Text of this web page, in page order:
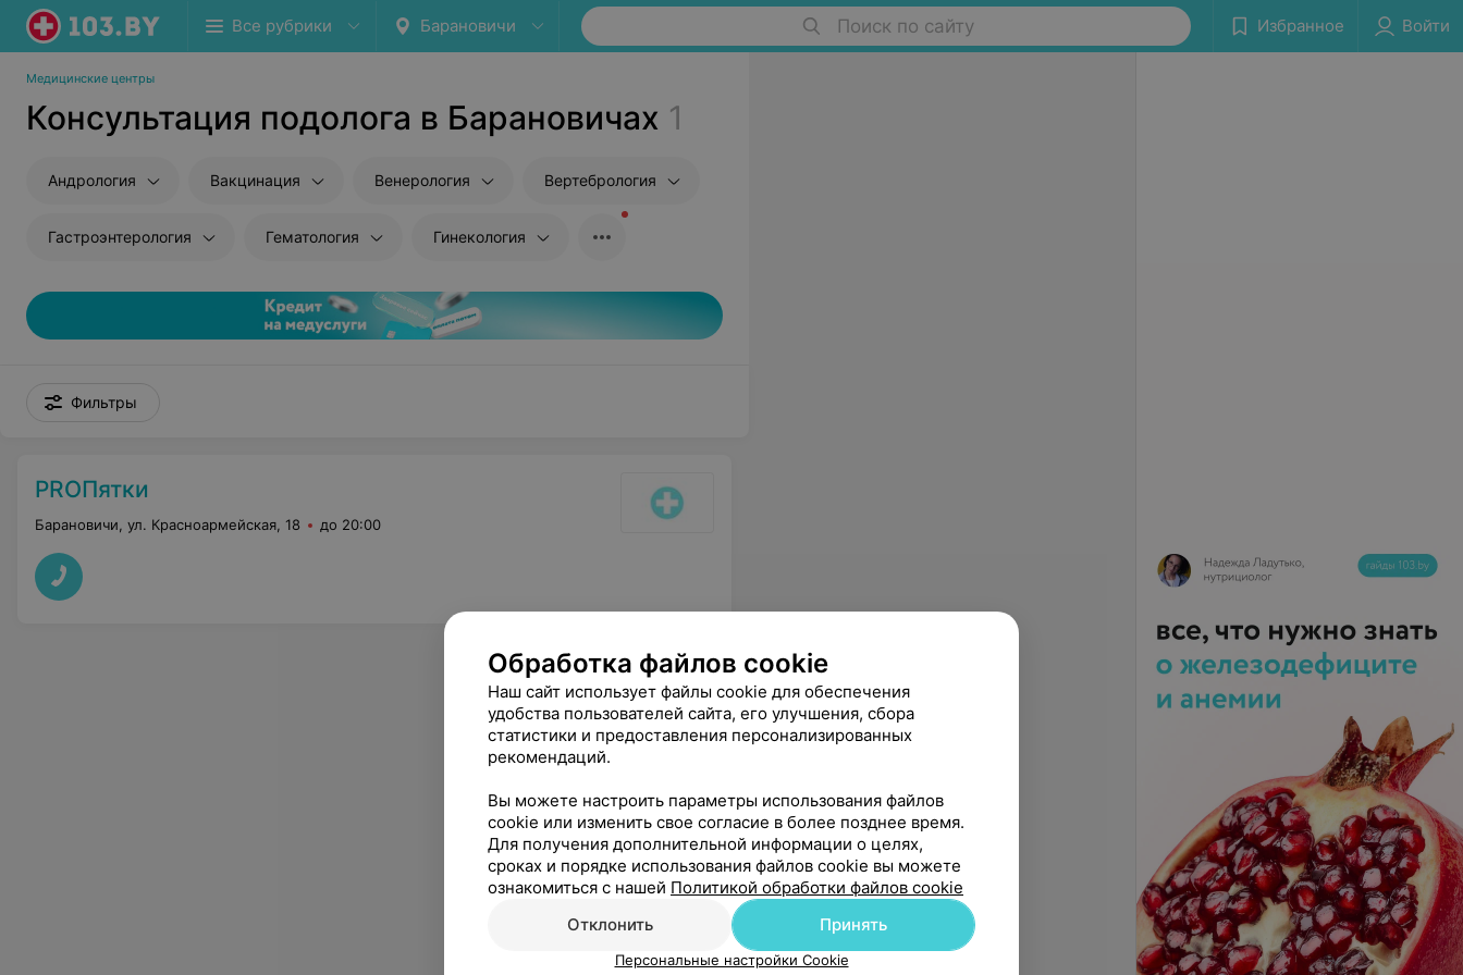
Все рубрики Барановичи Поиск по сайту Избранное Войти
Медицинские центры
Консультация подолога в Барановичах 1
Андрология Вакцинация Венерология Вертебрология
Гастроэнтерология Гематология Гинекология
Фильтры
PROПятки
Барановичи, ул. Красноармейская, 18 до 20:00
Обработка файлов cookie
Наш сайт использует файлы cookie для обеспечения
удобства пользователей сайта, его улучшения, сбора
статистики и предоставления персонализированных
рекомендаций.
Вы можете настроить параметры использования файлов
cookie или изменить свое согласие в более позднее время.
Для получения дополнительной информации о целях,
сроках и порядке использования файлов cookie вы можете
ознакомиться с нашей Политикой обработки файлов cookie
Отклонить
Принять
Персональные настройки Cookie